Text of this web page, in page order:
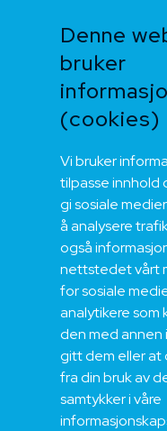
Denne
bruker
(cookies)
Vi bruker
tilpasse innhold
gi sosiale
å analysere
også
nettstedet vårt
for sosiale
analytikere som
den med annen
gitt dem eller at
fra din bruk av
samtykker i våre
Om oss
Bærekraft og Åpenhet
Jobb hos oss
Sertifiseringer
Support
Teknisk